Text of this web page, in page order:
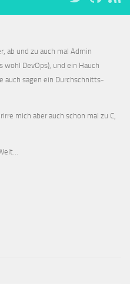
ab und zu auch mal Admin
DevOps), und ein Hauch
auch sagen ein Durchschnitts-
mich aber auch schon mal zu C,